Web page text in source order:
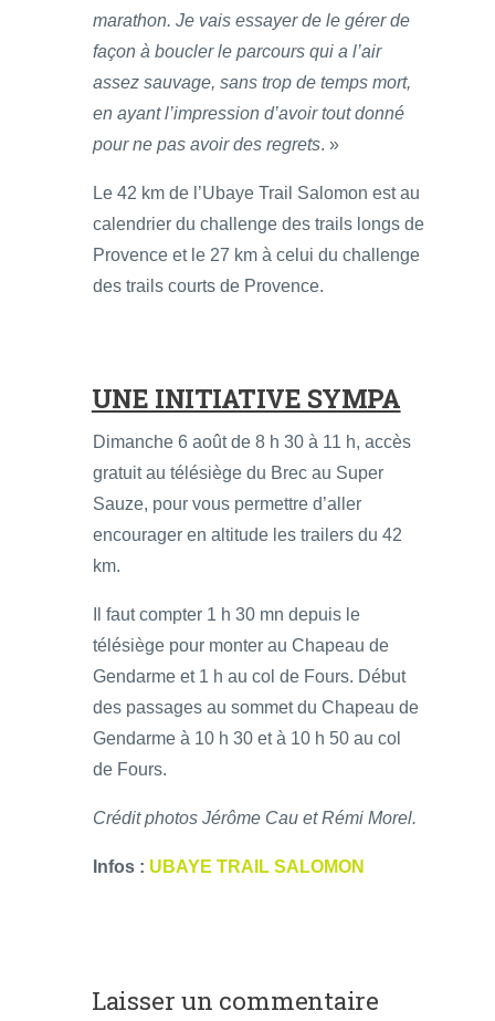
marathon. Je vais essayer de le gérer de
façon à boucler le parcours qui a l’air
assez sauvage, sans trop de temps mort,
en ayant l’impression d’avoir tout donné
pour ne pas avoir des regrets. »
Le 42 km de l’Ubaye Trail Salomon est au
calendrier du challenge des trails longs de
Provence et le 27 km à celui du challenge
des trails courts de Provence.
UNE INITIATIVE SYMPA
Dimanche 6 août de 8 h 30 à 11 h, accès
gratuit au télésiège du Brec au Super
Sauze, pour vous permettre d’aller
encourager en altitude les trailers du 42
km.
Il faut compter 1 h 30 mn depuis le
télésiège pour monter au Chapeau de
Gendarme et 1 h au col de Fours. Début
des passages au sommet du Chapeau de
Gendarme à 10 h 30 et à 10 h 50 au col
de Fours.
Crédit photos Jérôme Cau et Rémi Morel.
Infos : UBAYE TRAIL SALOMON
Laisser un commentaire